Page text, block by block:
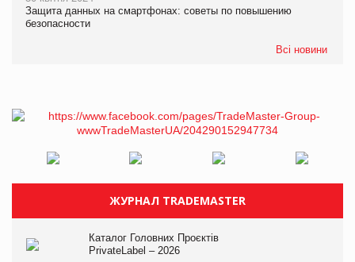
Защита данных на смартфонах: советы по повышению
безопасности
Всі новини
ЖУРНАЛ TRADEMASTER
Каталог Головних Проєктів
PrivateLabel – 2026